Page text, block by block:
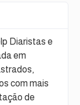
Diaristas e
em
com mais
de